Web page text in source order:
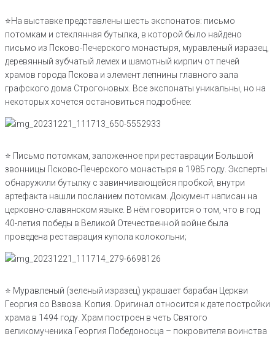
⭐На выставке представлены шесть экспонатов: письмо
потомкам и стеклянная бутылка, в которой было найдено
письмо из Псково-Печерского монастыря, муравленый изразец,
деревянный зубчатый лемех и шамотный кирпич от печей
храмов города Пскова и элемент лепнины главного зала
графского дома Строгоновых. Все экспонаты уникальны, но на
некоторых хочется остановиться подробнее:
⭐ Письмо потомкам, заложенное при реставрации Большой
звонницы Псково-Печерского монастыря в 1985 году. Эксперты
обнаружили бутылку с завинчивающейся пробкой, внутри
артефакта нашли посланием потомкам. Документ написан на
церковно-славянском языке. В нём говорится о том, что в год
40-летия победы в Великой Отечественной войне была
проведена реставрация купола колокольни;
⭐ Муравленый (зеленый изразец) украшает барабан Церкви
Георгия со Взвоза. Копия. Оригинал относится к дате постройки
храма в 1494 году. Храм построен в четь Святого
великомученика Георгия Победоносца – покровителя воинства